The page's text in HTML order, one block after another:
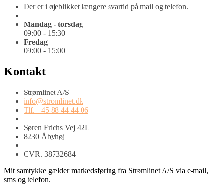
Der er i øjeblikket længere svartid på mail og telefon.
Mandag - torsdag
09:00 - 15:30
Fredag
09:00 - 15:00
Kontakt
Strømlinet A/S
info@stromlinet.dk
Tlf. +45 88 44 44 06
Søren Frichs Vej 42L
8230 Åbyhøj
CVR. 38732684
Mit samtykke gælder markedsføring fra Strømlinet A/S via e-mail,
sms og telefon.